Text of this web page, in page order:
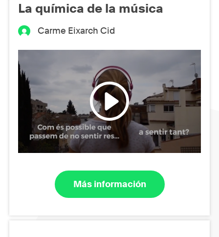
La química de la música
Carme Eixarch Cid
Más información